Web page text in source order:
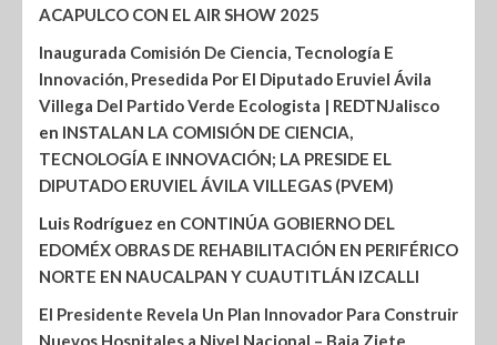
ACAPULCO CON EL AIR SHOW 2025
Inaugurada Comisión De Ciencia, Tecnología E
Innovación, Presedida Por El Diputado Eruviel Ávila
Villega Del Partido Verde Ecologista | REDTNJalisco
en INSTALAN LA COMISIÓN DE CIENCIA,
TECNOLOGÍA E INNOVACIÓN; LA PRESIDE EL
DIPUTADO ERUVIEL ÁVILA VILLEGAS (PVEM)
Luis Rodríguez en CONTINÚA GOBIERNO DEL
EDOMÉX OBRAS DE REHABILITACIÓN EN PERIFÉRICO
NORTE EN NAUCALPAN Y CUAUTITLÁN IZCALLI
El Presidente Revela Un Plan Innovador Para Construir
Nuevos Hospitales a Nivel Nacional – Baja Ziete